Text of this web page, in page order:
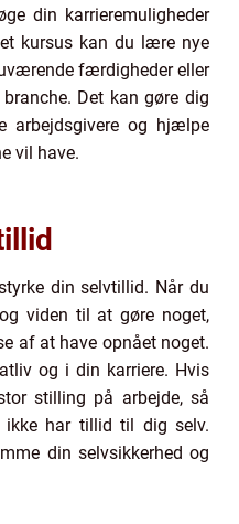
din karrieremuligheder
kursus kan du lære nye
færdigheder eller
Det kan gøre dig
arbejdsgivere og hjælpe
vil have.
din selvtillid. Når du
viden til at gøre noget,
af at have opnået noget.
og i din karriere. Hvis
stilling på arbejde, så
har tillid til dig selv.
din selvsikkerhed og